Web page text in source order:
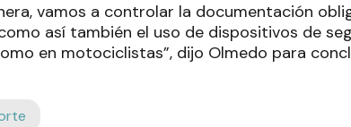
vamos a controlar la documentación
así también el uso de dispositivos de
en motociclistas”, dijo Olmedo para